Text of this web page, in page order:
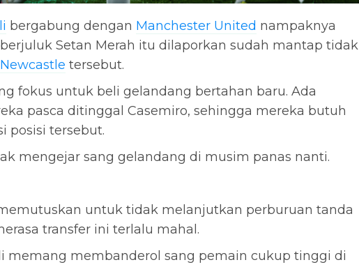
bergabung dengan Manchester United nampaknya
Setan Merah itu dilaporkan sudah mantap tidak
Newcastle tersebut.
fokus untuk beli gelandang bertahan baru. Ada
pasca ditinggal Casemiro, sehingga mereka butuh
posisi tersebut.
mengejar sang gelandang di musim panas nanti.
untuk tidak melanjutkan perburuan tanda
transfer ini terlalu mahal.
memang membanderol sang pemain cukup tinggi di